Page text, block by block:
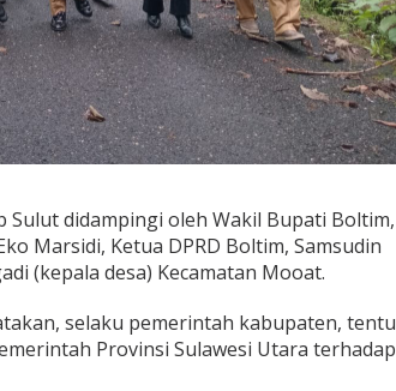
didampingi oleh Wakil Bupati Boltim,
Marsidi, Ketua DPRD Boltim, Samsudin
(kepala desa) Kecamatan Mooat.
selaku pemerintah kabupaten, tentu
Provinsi Sulawesi Utara terhadap